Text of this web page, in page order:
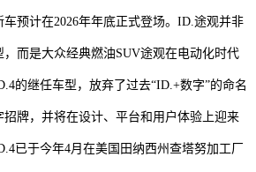
预计在2026年年底正式登场。ID.途观并非
而是大众经典燃油SUV途观在电动化时代
的继任车型，放弃了过去“ID.+数字”的命名
牌，并将在设计、平台和用户体验上迎来
已于今年4月在美国田纳西州查塔努加工厂